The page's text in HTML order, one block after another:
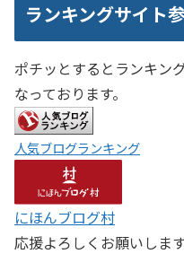
ランキングサイト
ポチッとするとランキン
なっております。
人気ブログランキング
にほんブログ村